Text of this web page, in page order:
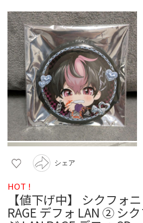
シェア
HOT !
【値下げ中】 シクフォ
RAGE デフォ LAN ② シ